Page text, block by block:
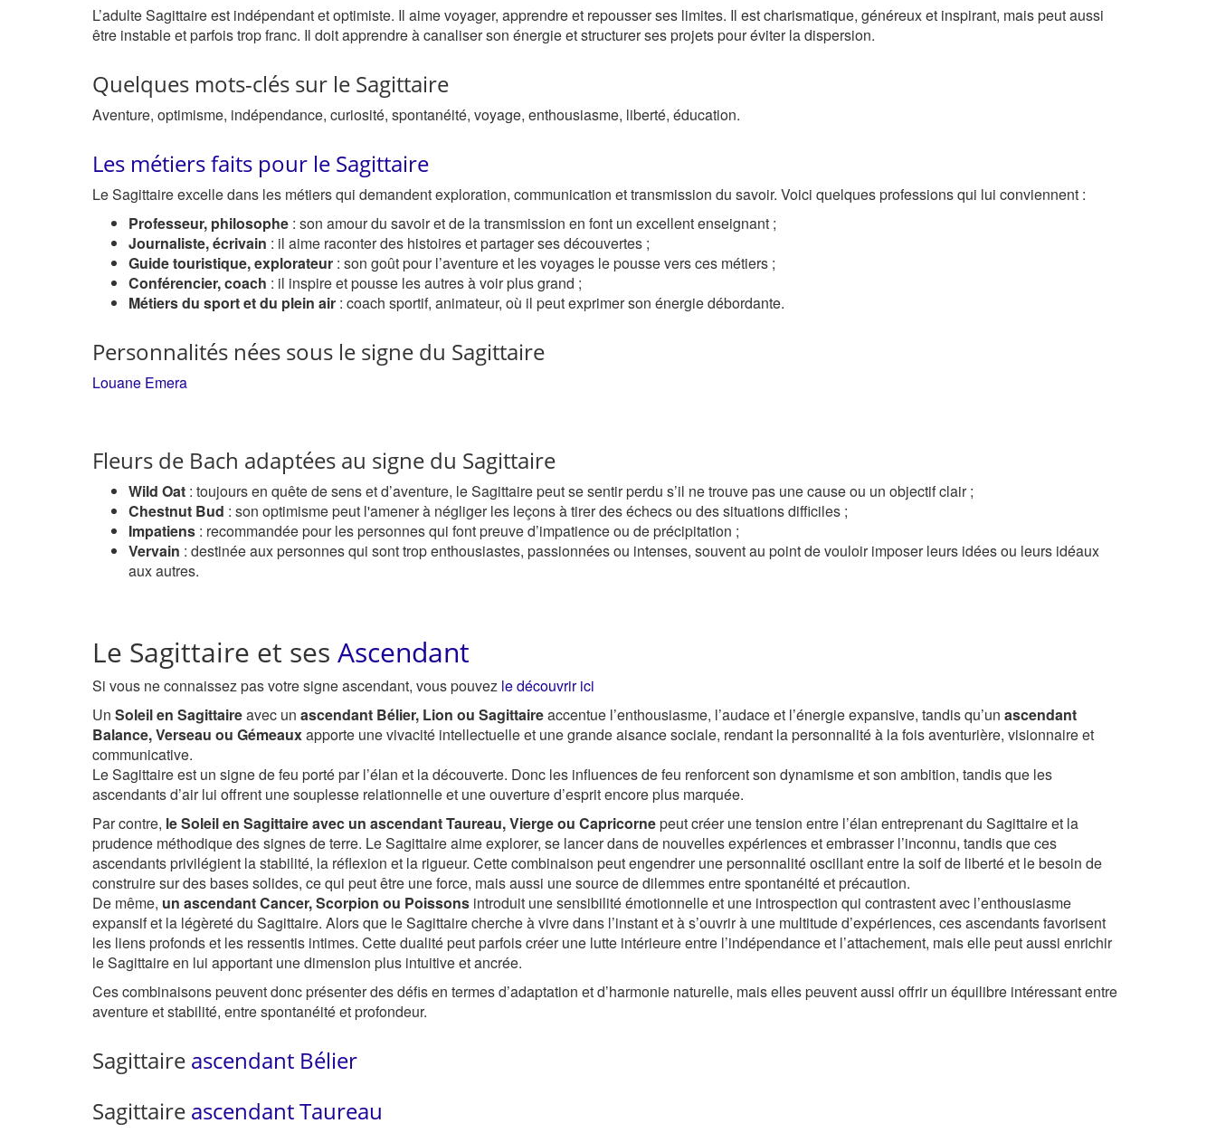
L’adulte Sagittaire est indépendant et optimiste. Il aime voyager, apprendre et repousser ses limites. Il est charismatique, généreux et inspirant, mais peut aussi
être instable et parfois trop franc. Il doit apprendre à canaliser son énergie et structurer ses projets pour éviter la dispersion.
Quelques mots-clés sur le Sagittaire
Aventure, optimisme, indépendance, curiosité, spontanéité, voyage, enthousiasme, liberté, éducation.
Les métiers faits pour le Sagittaire
Le Sagittaire excelle dans les métiers qui demandent exploration, communication et transmission du savoir. Voici quelques professions qui lui conviennent :
Professeur, philosophe : son amour du savoir et de la transmission en font un excellent enseignant ;
Journaliste, écrivain : il aime raconter des histoires et partager ses découvertes ;
Guide touristique, explorateur : son goût pour l’aventure et les voyages le pousse vers ces métiers ;
Conférencier, coach : il inspire et pousse les autres à voir plus grand ;
Métiers du sport et du plein air : coach sportif, animateur, où il peut exprimer son énergie débordante.
Personnalités nées sous le signe du Sagittaire
Louane Emera
Fleurs de Bach adaptées au signe du Sagittaire
Wild Oat : toujours en quête de sens et d’aventure, le Sagittaire peut se sentir perdu s’il ne trouve pas une cause ou un objectif clair ;
Chestnut Bud : son optimisme peut l'amener à négliger les leçons à tirer des échecs ou des situations difficiles ;
Impatiens : recommandée pour les personnes qui font preuve d’impatience ou de précipitation ;
Vervain : destinée aux personnes qui sont trop enthousiastes, passionnées ou intenses, souvent au point de vouloir imposer leurs idées ou leurs idéaux
aux autres.
Le Sagittaire et ses Ascendant
Si vous ne connaissez pas votre signe ascendant, vous pouvez le découvrir ici
Un Soleil en Sagittaireavec un ascendant Bélier, Lion ou Sagittaireaccentue l’enthousiasme, l’audace et l’énergie expansive, tandis qu’un ascendant
Balance, Verseau ou Gémeauxapporte une vivacité intellectuelle et une grande aisance sociale, rendant la personnalité à la fois aventurière, visionnaire et
communicative.
Le Sagittaire est un signe de feu porté par l’élan et la découverte. Donc les influences de feu renforcent son dynamisme et son ambition, tandis que les
ascendants d’air lui offrent une souplesse relationnelle et une ouverture d’esprit encore plus marquée.
Par contre, le Soleil en Sagittaire avec un ascendant Taureau, Vierge ou Capricornepeut créer une tension entre l’élan entreprenant du Sagittaire et la
prudence méthodique des signes de terre. Le Sagittaire aime explorer, se lancer dans de nouvelles expériences et embrasser l’inconnu, tandis que ces
ascendants privilégient la stabilité, la réflexion et la rigueur. Cette combinaison peut engendrer une personnalité oscillant entre la soif de liberté et le besoin de
construire sur des bases solides, ce qui peut être une force, mais aussi une source de dilemmes entre spontanéité et précaution.
De même, un ascendant Cancer, Scorpion ou Poissons introduit une sensibilité émotionnelle et une introspection qui contrastent avec l’enthousiasme
expansif et la légèreté du Sagittaire. Alors que le Sagittaire cherche à vivre dans l’instant et à s’ouvrir à une multitude d’expériences, ces ascendants favorisent
les liens profonds et les ressentis intimes. Cette dualité peut parfois créer une lutte intérieure entre l’indépendance et l’attachement, mais elle peut aussi enrichir
le Sagittaire en lui apportant une dimension plus intuitive et ancrée.
Ces combinaisons peuvent donc présenter des défis en termes d’adaptation et d’harmonie naturelle, mais elles peuvent aussi offrir un équilibre intéressant entre
aventure et stabilité, entre spontanéité et profondeur.
Sagittaire ascendant Bélier
Sagittaire ascendant Taureau